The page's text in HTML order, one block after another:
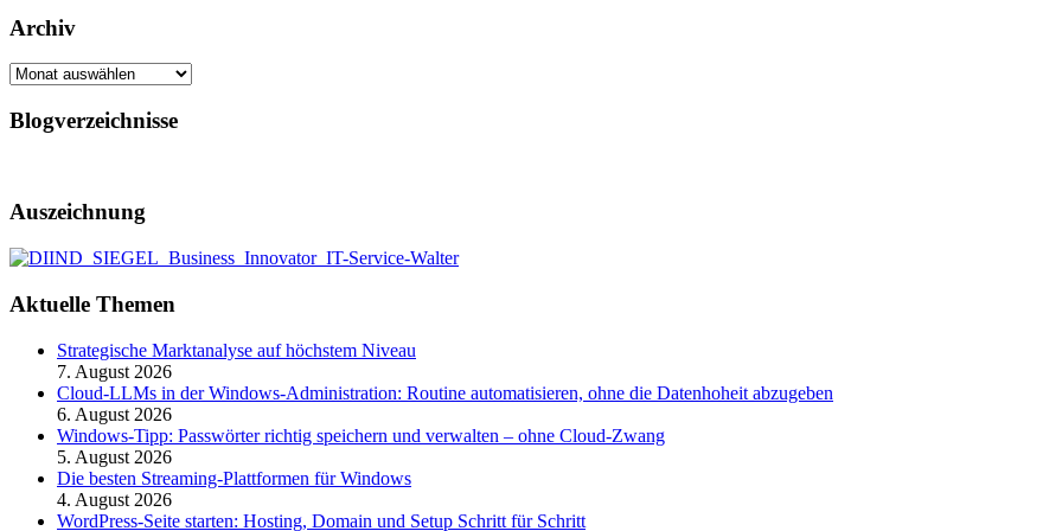
Archiv
Archiv
Blogverzeichnisse
Auszeichnung
Aktuelle Themen
Strategische Marktanalyse auf höchstem Niveau
7. August 2026
Cloud-LLMs in der Windows-Administration: Routine automatisieren, ohne die Datenhoheit abzugeben
6. August 2026
Windows-Tipp: Passwörter richtig speichern und verwalten – ohne Cloud-Zwang
5. August 2026
Die besten Streaming-Plattformen für Windows
4. August 2026
WordPress-Seite starten: Hosting, Domain und Setup Schritt für Schritt